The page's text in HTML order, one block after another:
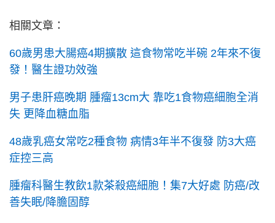
相關文章：
60歲男患大腸癌4期擴散 這食物常吃半碗 2年來不復
發！醫生證功效強
男子患肝癌晚期 腫瘤13cm大 靠吃1食物癌細胞全消
失 更降血糖血脂
48歲乳癌女常吃2種食物 病情3年半不復發 防3大癌
症控三高
腫瘤科醫生教飲1款茶殺癌細胞！集7大好處 防癌/改
善失眠/降膽固醇